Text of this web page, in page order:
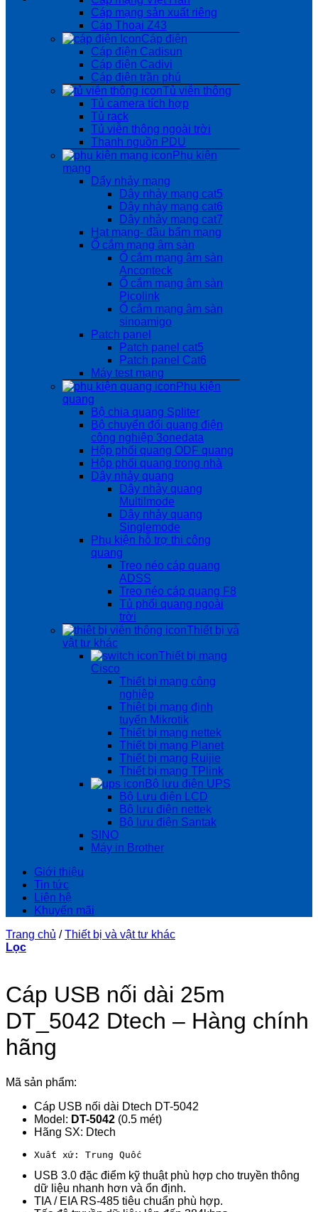
Cáp mạng sản xuất riêng
Cáp Thoại Z43
Cáp điện
Cáp điện Cadisun
Cáp điện Cadivi
Cáp điện trần phú
Tủ viễn thông
Tủ camera tích hợp
Tủ rack
Tủ viễn thông ngoài trời
Thanh nguồn PDU
Phụ kiện
mạng
Dẩy nhảy mạng
Dây nhảy mạng cat5
Dây nhảy mạng cat6
Dây nhảy mạng cat7
Hạt mạng- đầu bấm mạng
Ổ cắm mạng âm sàn
Ổ cắm mạng âm sàn
Anconteck
Ổ cắm mạng âm sàn
Picolink
Ổ cắm mạng âm sàn
sinoamigo
Patch panel
Patch panel cat5
Patch panel Cat6
Máy test mạng
Phụ kiện
quang
Bộ chia quang Spliter
Bộ chuyển đổi quang điện
công nghiệp 3onedata
Hộp phối quang ODF quang
Hộp phối quang trong nhà
Dây nhảy quang
Dây nhảy quang
Multilmode
Dây nhảy quang
Singlemode
Phụ kiện hỗ trợ thi công
quang
Treo néo cáp quang
ADSS
Treo néo cáp quang F8
Tủ phối quang ngoài
trời
Thiết bị và
vật tư khác
Thiết bị mạng
Cisco
Thiết bị mạng công
nghiệp
Thiêt bị mạng định
tuyến Mikrotik
Thiết bị mạng nettek
Thiết bị mạng Planet
Thiết bị mạng Ruijie
Thiết bị mạng TPlink
Bộ lưu điện UPS
Bộ Lưu điện LCD
Bộ lưu điện nettek
Bộ lưu điện Santak
SINO
Máy in Brother
Giới thiệu
Tin tức
Liên hệ
Khuyến mãi
Trang chủ / Thiết bị và vật tư khác
Lọc
Cáp USB nối dài 25m
DT_5042 Dtech – Hàng chính
hãng
Mã sản phẩm:
Cáp USB nối dài Dtech DT-5042
Model: DT-5042 (0.5 mét)
Hãng SX: Dtech
Xuất xứ: Trung Quốc
USB 3.0 đặc điểm kỹ thuật phù hợp cho truyền thông
dữ liệu nhanh hơn và ổn định.
TIA / EIA RS-485 tiêu chuẩn phù hợp.